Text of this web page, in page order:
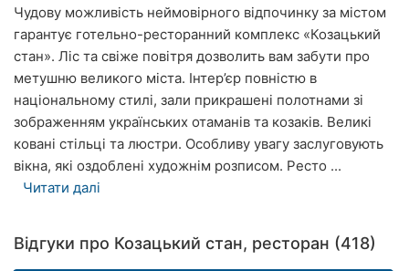
Дніпро
Львів
Кривий
Ріг
Миколаїв
Полтава
Чудову можливість неймовірного відпочинку за містом
гарантує готельно-ресторанний комплекс «Козацький
стан». Ліс та свіже повітря дозволить вам забути про
метушню великого міста. Інтер’єр повністю в
національному стилі, зали прикрашені полотнами зі
зображенням українських отаманів та козаків. Великі
ковані стільці та люстри. Особливу увагу заслуговують
вікна, які оздоблені художнім розписом. Ресто ...
Читати далі
Відгуки про Козацький стан, ресторан (418)